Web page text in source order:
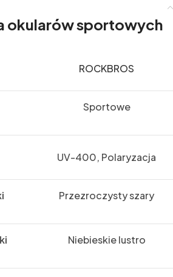
okularów sportowych
ROCKBROS
Sportowe
UV-400, Polaryzacja
Przezroczysty szary
Niebieskie lustro